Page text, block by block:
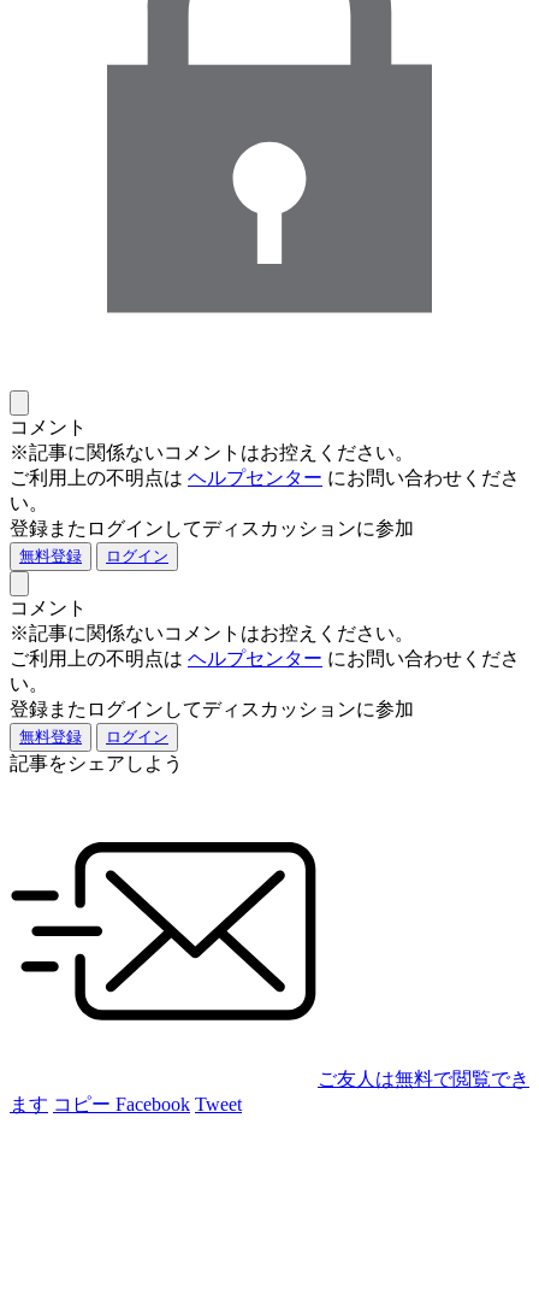
コメント
※記事に関係ないコメントはお控えください。
ご利用上の不明点は ヘルプセンター にお問い合わせくださ
い。
登録またログインしてディスカッションに参加
無料登録 ログイン
コメント
※記事に関係ないコメントはお控えください。
ご利用上の不明点は ヘルプセンター にお問い合わせくださ
い。
登録またログインしてディスカッションに参加
無料登録 ログイン
記事をシェアしよう
ご友人は無料で閲覧でき
ます コピー Facebook Tweet